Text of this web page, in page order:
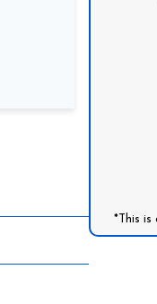
*This is